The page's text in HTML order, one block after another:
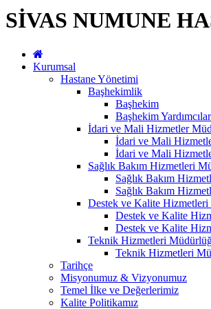
SİVAS NUMUNE
Kurumsal
Hastane Yönetimi
Başhekimlik
Başhekim
Başhekim
İdari ve Mali Hizmetler
İdari ve Mali
İdari ve Mali
Sağlık Bakım Hizmetleri
Sağlık Bakım
Sağlık Bakım
Destek ve Kalite
Destek ve Kalite
Destek ve Kalite
Teknik Hizmetleri
Teknik Hizmetleri
Tarihçe
Misyonumuz & Vizyonumuz
Temel İlke ve Değerlerimiz
Kalite Politikamız